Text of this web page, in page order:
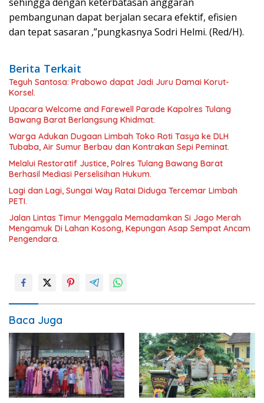
pembangunan dapat berjalan secara efektif, efisien
dan tepat sasaran ,”pungkasnya Sodri Helmi. (Red/H).
Berita Terkait
Teguh Santosa: Prabowo dapat Jadi Juru Damai Korut-
Korsel.
Upacara Welcome and Farewell Parade Kapolres Tulang
Bawang Barat Berlangsung Khidmat.
Warga Adukan Dugaan Limbah Toko Roti Tasya ke DLH
Tubaba, Air Sumur Berbau dan Kontrakan Sepi Peminat.
Melalui Restoratif Justice, Polres Tulang Bawang Barat
Berhasil Mediasi Perselisihan Hukum.
Lagi dan Lagi, Sungai Way Ratai Diduga Tercemar Limbah
PETI.
Jalan Lintas Timur Menggala Memadamkan Si Jago Merah
Mengamuk Di Lahan Kosong, Kepungan Asap Sempat Ancam
Pengendara.
Baca Juga